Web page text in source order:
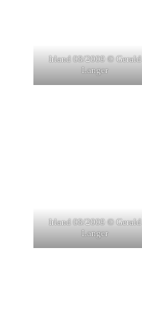
Irland 08/2009 © Gerald
Langer
Irland 08/2009 © Gerald
Langer